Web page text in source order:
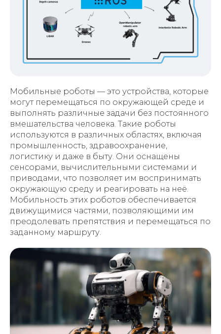
Мобильные роботы — это устройства, которые
могут перемещаться по окружающей среде и
выполнять различные задачи без постоянного
вмешательства человека. Такие роботы
используются в различных областях, включая
промышленность, здравоохранение,
логистику и даже в быту. Они оснащены
сенсорами, вычислительными системами и
приводами, что позволяет им воспринимать
окружающую среду и реагировать на неё.
Мобильность этих роботов обеспечивается
движущимися частями, позволяющими им
преодолевать препятствия и перемещаться по
заданному маршруту.